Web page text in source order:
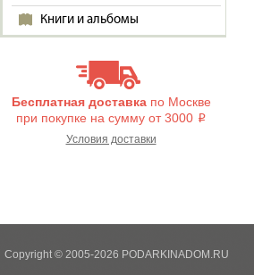
Книги и альбомы
Бесплатная доставкапо Москве
при покупке на сумму от 3000 i
Условия доставки
Copyright © 2005-2026 PODARKINADOM.RU